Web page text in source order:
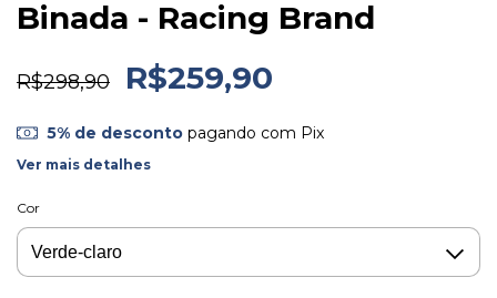
Binada - Racing Brand
R$298,90 R$259,90
5% de descontopagando com Pix
Ver mais detalhes
Cor